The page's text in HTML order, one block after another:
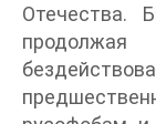
Отечества.